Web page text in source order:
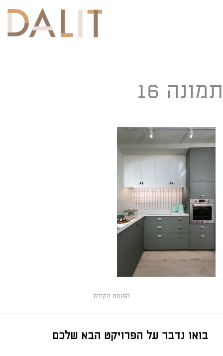
תמונה 16
הפוסט הקודם
בואו נדבר על הפרויקט הבא שלכם